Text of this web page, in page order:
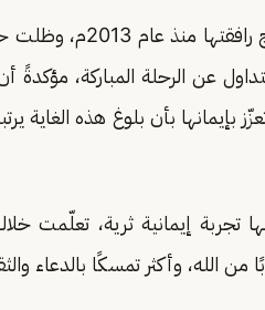
وأوضحت أن أمنية أداء
الرحلة المباركة، مؤكدةً أن
بإيمانها بأن بلوغ هذه الغاية
إيمانية ثرية، تعلّمت
الله، وأكثر تمسكًا بالدعاء